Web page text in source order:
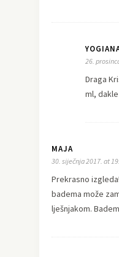
26.
Draga
ml,
MAJA
30. siječnja 2017. at
Prekrasno
badema može
lješnjakom.